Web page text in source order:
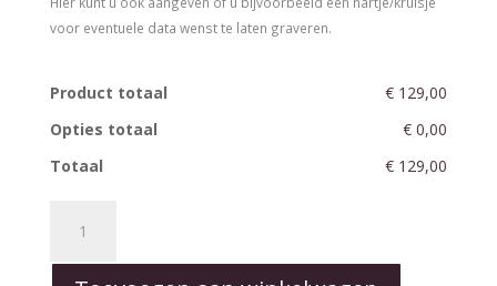
voor eventuele data wenst te laten graveren.
Product totaal
€ 129,00
Opties totaal
€ 0,00
Totaal
€ 129,00
Collection